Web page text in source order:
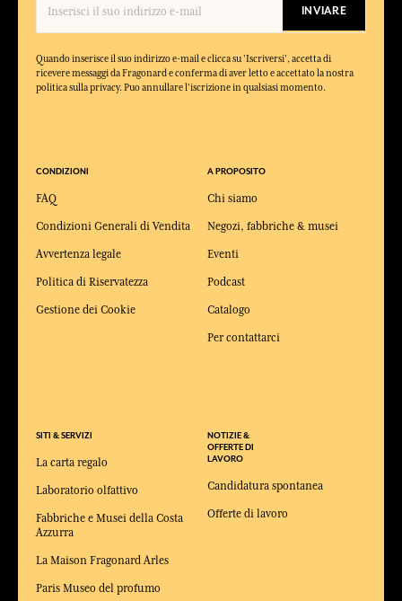
INVIARE
Quando inserisce il suo indirizzo e-mail e clicca su 'Iscriversi', accetta di
ricevere messaggi da Fragonard e conferma di aver letto e accettato la nostra
politica sulla privacy. Puo annullare l'iscrizione in qualsiasi momento.
CONDIZIONI
FAQ
Condizioni Generali di Vendita
Avvertenza legale
Politica di Riservatezza
Gestione dei Cookie
SITI & SERVIZI
La carta regalo
Laboratorio olfattivo
Fabbriche e Musei della Costa
Azzurra
La Maison Fragonard Arles
Paris Museo del profumo
A PROPOSITO
Chi siamo
Negozi, fabbriche & musei
Eventi
Podcast
Catalogo
Per contattarci
NOTIZIE &
OFFERTE DI
LAVORO
Candidatura spontanea
Offerte di lavoro